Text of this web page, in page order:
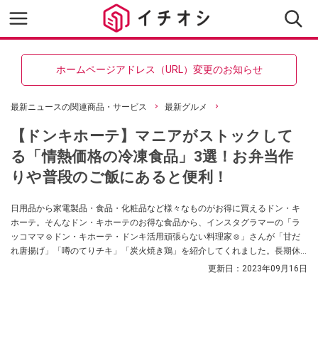
ホームページアドレス（URL）変更のお知らせ
最新ニュースの関連商品・サービス 最新グルメ
【ドンキホーテ】マニアがストックして
る「情熱価格の冷凍食品」3選！お弁当作
りや普段のご飯にあると便利！
日用品から家電製品・食品・化粧品など様々なものがお得に買えるドン・キ
ホーテ。そんなドン・キホーテのお得な食品から、インスタグラマーの「ラ
ッコママ☺︎ドン・キホーテ・ドンキ活用頑張らない料理家☺︎」さんが「甘だ
れ唐揚げ」「噂のてりチキ」「炭火焼き鶏」を紹介してくれました。長期休
更新日： 2023年09月16日